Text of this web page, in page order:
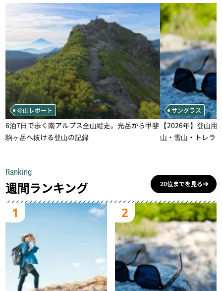
登山レポート
6泊7日で歩く南アルプス全山縦走。光岳から甲斐
駒ヶ岳へ抜ける登山の記録
サングラス
【2026年】登山
山・雪山・トレラ
Ranking
週間ランキング 20位までを見る
1 2